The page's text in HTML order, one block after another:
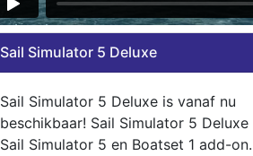
Sail Simulator 5 Deluxe
Sail Simulator 5 Deluxe is vanaf nu
beschikbaar! Sail Simulator 5
Sail Simulator 5 en Boatset 1 add-on.